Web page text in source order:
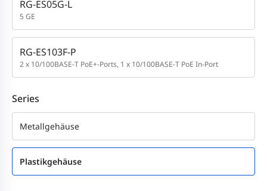
RG-ES05G-L
5 GE
RG-ES103F-P
2 x 10/100BASE-T PoE+-Ports, 1 x 10/100BASE-T PoE In-Port
Series
Metallgehäuse
Plastikgehäuse